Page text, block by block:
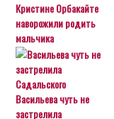
Кристине Орбакайте
наворожили родить
мальчика
Васильева чуть не
застрелила